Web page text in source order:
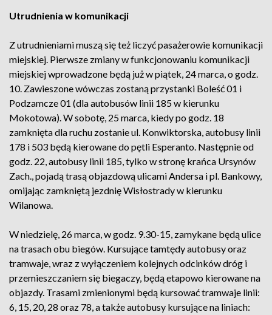
Utrudnienia w komunikacji
Z utrudnieniami muszą się też liczyć pasażerowie komunikacji
miejskiej. Pierwsze zmiany w funkcjonowaniu komunikacji
miejskiej wprowadzone będą już w piątek, 24 marca, o godz.
10. Zawieszone wówczas zostaną przystanki Boleść 01 i
Podzamcze 01 (dla autobusów linii 185 w kierunku
Mokotowa). W sobotę, 25 marca, kiedy po godz. 18
zamknięta dla ruchu zostanie ul. Konwiktorska, autobusy linii
178 i 503 będą kierowane do pętli Esperanto. Następnie od
godz. 22, autobusy linii 185, tylko w stronę krańca Ursynów
Zach., pojadą trasą objazdową ulicami Andersa i pl. Bankowy,
omijając zamkniętą jezdnię Wisłostrady w kierunku
Wilanowa.
W niedzielę, 26 marca, w godz. 9.30-15, zamykane będą ulice
na trasach obu biegów. Kursujące tamtędy autobusy oraz
tramwaje, wraz z wyłączeniem kolejnych odcinków dróg i
przemieszczaniem się biegaczy, będą etapowo kierowane na
objazdy. Trasami zmienionymi będą kursować tramwaje linii:
6, 15, 20, 28 oraz 78, a także autobusy kursujące na liniach: